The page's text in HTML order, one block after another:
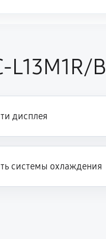
L13M1R/B
дисплея
системы охлаждения